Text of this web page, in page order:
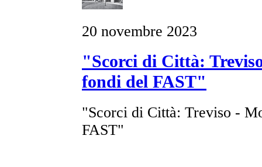
20 novembre 2023
"Scorci di Città:
fondi del FAST"
"Scorci di Città: Treviso -
FAST"